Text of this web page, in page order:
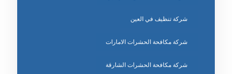
شركة تنظيف في العين
شركة مكافحة الحشرات الامارات
شركة مكافحة الحشرات الشارقة